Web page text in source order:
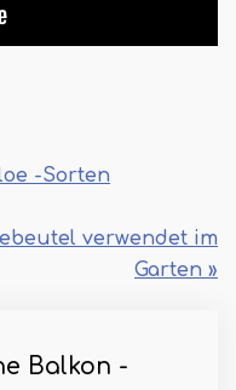
-Sorten
verwendet im
Garten »
Balkon -